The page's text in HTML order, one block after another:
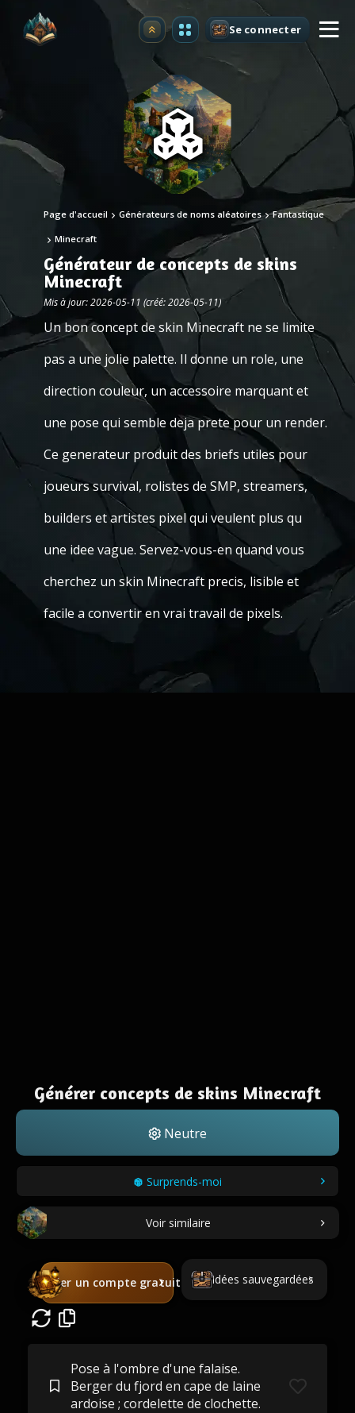
Premium Se connecter
Page d'accueil Générateurs de noms aléatoires Fantastique
Minecraft
Générateur de concepts de skins
Minecraft
Mis à jour: 2026-05-11 (créé: 2026-05-11)
Un bon concept de skin Minecraft ne se limite
pas a une jolie palette. Il donne un role, une
direction couleur, un accessoire marquant et
une pose qui semble deja prete pour un render.
Ce generateur produit des briefs utiles pour
joueurs survival, rolistes de SMP, streamers,
builders et artistes pixel qui veulent plus qu
une idee vague. Servez-vous-en quand vous
cherchez un skin Minecraft precis, lisible et
facile a convertir en vrai travail de pixels.
Générer concepts de skins Minecraft
Neutre
Surprends-moi
Voir similaire
Créer un compte gratuit Idées sauvegardées
Pose à l'ombre d'une falaise.
Berger du fjord en cape de laine
ardoise ; cordelette de clochette.